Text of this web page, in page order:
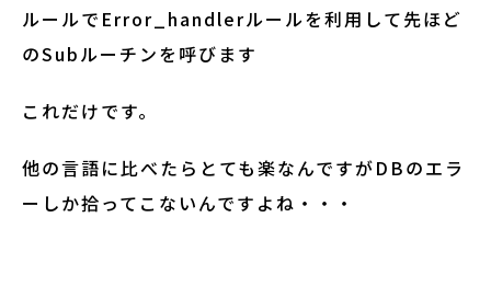
ルールでError_handlerルールを利用して先ほど
のSubルーチンを呼びます
これだけです。
他の言語に比べたらとても楽なんですがDBのエラ
ーしか拾ってこないんですよね・・・